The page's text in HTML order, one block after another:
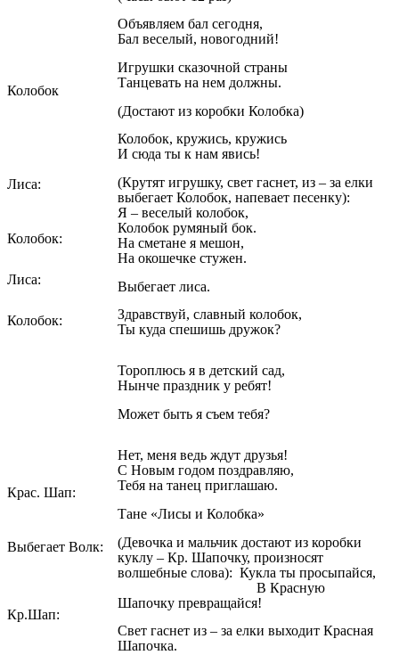
Колобок
Лиса:
Колобок:
Лиса:
Колобок:
Крас. Шап:
Выбегает Волк:
Кр.Шап:
Объявляем бал сегодня,
Бал веселый, новогодний!
Игрушки сказочной страны
Танцевать на нем должны.
(Достают из коробки Колобка)
Колобок, кружись, кружись
И сюда ты к нам явись!
(Крутят игрушку, свет гаснет, из – за елки
выбегает Колобок, напевает песенку):
Я – веселый колобок,
Колобок румяный бок.
На сметане я мешон,
На окошечке стужен.
Выбегает лиса.
Здравствуй, славный колобок,
Ты куда спешишь дружок?
Тороплюсь я в детский сад,
Нынче праздник у ребят!
Может быть я съем тебя?
Нет, меня ведь ждут друзья!
С Новым годом поздравляю,
Тебя на танец приглашаю.
Тане «Лисы и Колобка»
(Девочка и мальчик достают из коробки
куклу – Кр. Шапочку, произносят
волшебные слова): Кукла ты просыпайся,
В Красную
Шапочку превращайся!
Свет гаснет из – за елки выходит Красная
Шапочка.